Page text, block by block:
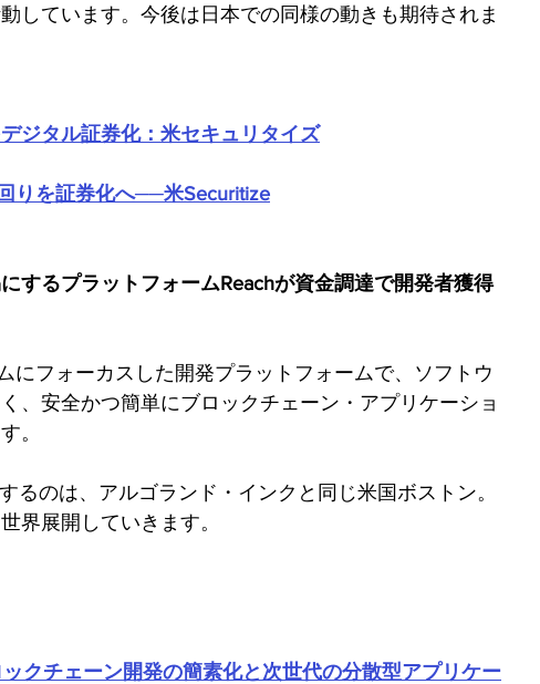
しています。今後は日本での同様の動きも期待されま
ジタル証券化：米セキュリタイズ
りを証券化へ──米Securitize
するプラットフォームReachが資金調達で開発者獲得
にフォーカスした開発プラットフォームで、ソフトウ
、安全かつ簡単にブロックチェーン・アプリケーショ
。
るのは、アルゴランド・インクと同じ米国ボストン。
界展開していきます。
クチェーン開発の簡素化と次世代の分散型アプリケー